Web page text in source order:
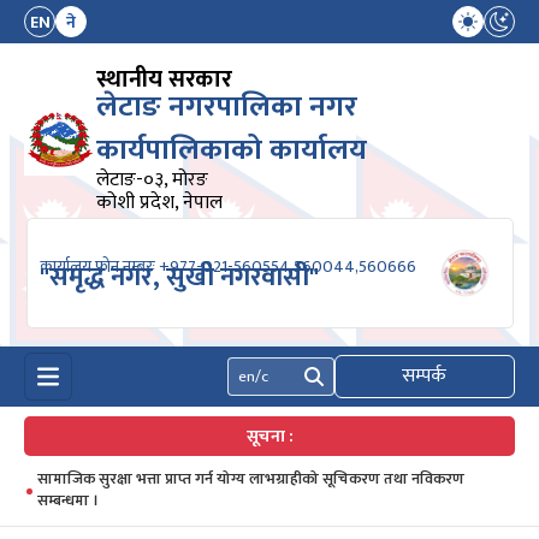
EN ने
स्थानीय सरकार
लेटाङ नगरपालिका नगर
कार्यपालिकाको कार्यालय
लेटाङ-०३, मोरङ
कोशी प्रदेश, नेपाल
कार्यालय फोन नम्बरः +977-021-560554,560044,560666
"समृद्ध नगर, सुखी नगरवासी"
खोज्नुहोस् सम्पर्क
सूचना :
सामाजिक सुरक्षा भत्ता प्राप्त गर्न योग्य लाभग्राहीको सूचिकरण तथा नविकरण
सम्बन्धमा ।